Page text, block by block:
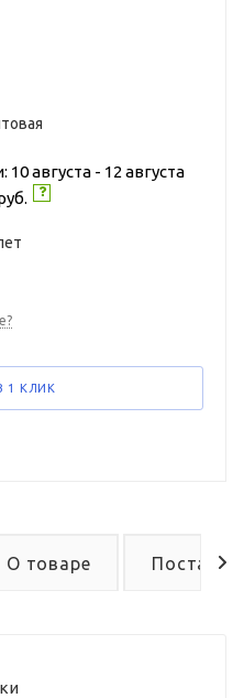
августа - 12 августа
1 КЛИК
О товаре Поставка